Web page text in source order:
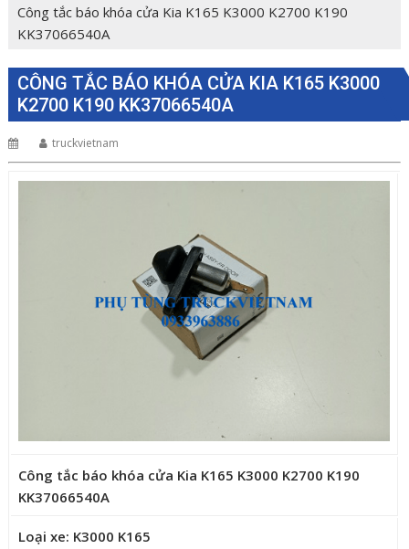
Công tắc báo khóa cửa Kia K165 K3000 K2700 K190
KK37066540A
CÔNG TẮC BÁO KHÓA CỬA KIA K165 K3000
K2700 K190 KK37066540A
truckvietnam
Công tắc báo khóa cửa Kia K165 K3000 K2700 K190
KK37066540A
Loại xe: K3000 K165